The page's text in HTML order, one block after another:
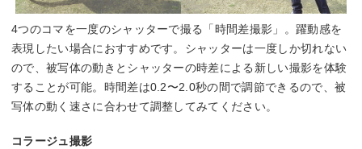
4つのコマを一度のシャッターで撮る「時間差撮影」。躍動感を
表現したい場合におすすめです。シャッターは一度しか切れない
ので、被写体の動きとシャッターの時差による新しい撮影を体験
することが可能。時間差は0.2〜2.0秒の間で調節できるので、被
写体の動く速さに合わせて調整してみてください。
コラージュ撮影